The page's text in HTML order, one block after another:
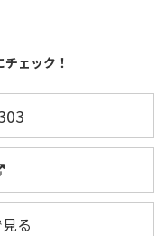
ェック！
る